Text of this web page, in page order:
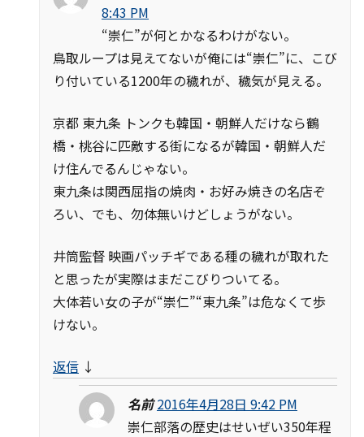
8:43 PM
“崇仁”が何とかなるわけがない。
鳥取ループは見えてないが俺には“崇仁”に、こび
り付いている1200年の穢れが、穢気が見える。
京都 東九条 トンクも韓国・朝鮮人だけなら鶴
橋・桃谷に匹敵する街になるが韓国・朝鮮人だ
け住んでるんじゃない。
東九条は関西屈指の焼肉・お好み焼きの名店ぞ
ろい、でも、勿体無いけどしょうがない。
井筒監督 映画パッチギである種の穢れが取れた
と思ったが実際はまだこびりついてる。
大体若い女の子が“崇仁”“東九条”は危なくて歩
けない。
返信 ↓
名前 2016年4月28日 9:42 PM
崇仁部落の歴史はせいぜい350年程